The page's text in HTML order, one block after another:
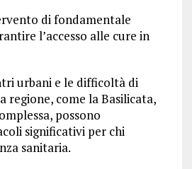
di fondamentale
l’accesso alle cure in
urbani e le difficoltà di
regione, come la Basilicata,
possono
significativi per chi
sanitaria.